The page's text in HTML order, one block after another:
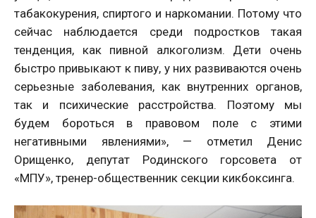
табакокурения, спиртого и наркомании. Потому что
сейчас наблюдается среди подростков такая
тенденция, как пивной алкоголизм. Дети очень
быстро привыкают к пиву, у них развиваются очень
серьезные заболевания, как внутренних органов,
так и психические расстройства. Поэтому мы
будем бороться в правовом поле с этими
негативными явлениями», — отметил Денис
Орищенко, депутат Родинского горсовета от
«МПУ», тренер-общественник секции кикбоксинга.